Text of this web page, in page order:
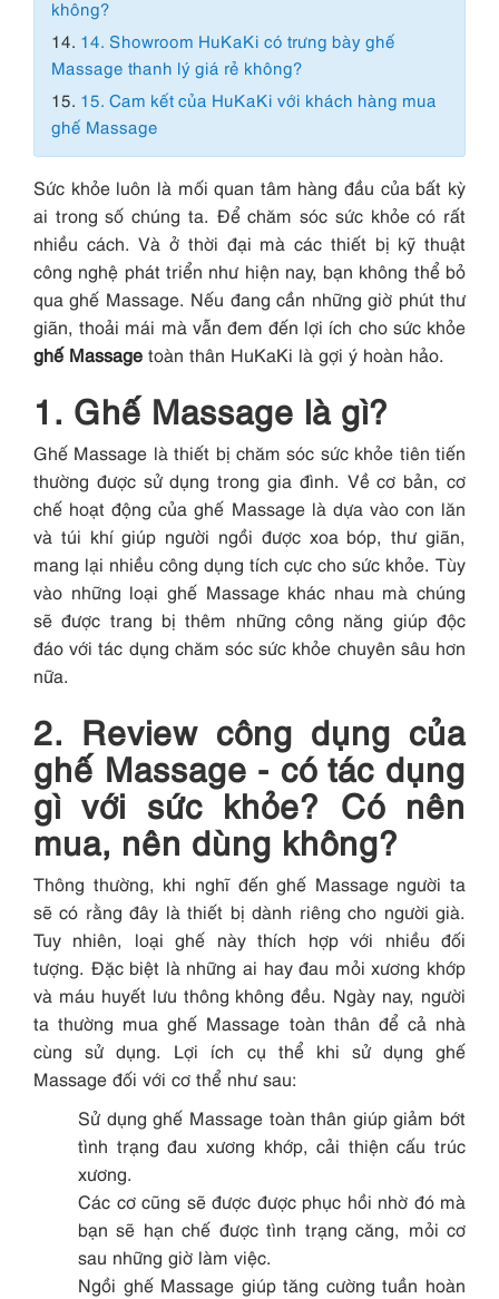
không?
14. 14. Showroom HuKaKi có trưng bày ghế
Massage thanh lý giá rẻ không?
15. 15. Cam kết của HuKaKi với khách hàng mua
ghế Massage
Sức khỏe luôn là mối quan tâm hàng đầu của bất kỳ
ai trong số chúng ta. Để chăm sóc sức khỏe có rất
nhiều cách. Và ở thời đại mà các thiết bị kỹ thuật
công nghệ phát triển như hiện nay, bạn không thể bỏ
qua ghế Massage. Nếu đang cần những giờ phút thư
giãn, thoải mái mà vẫn đem đến lợi ích cho sức khỏe
ghế Massage toàn thân HuKaKi là gợi ý hoàn hảo.
1. Ghế Massage là gì?
Ghế Massage là thiết bị chăm sóc sức khỏe tiên tiến
thường được sử dụng trong gia đình. Về cơ bản, cơ
chế hoạt động của ghế Massage là dựa vào con lăn
và túi khí giúp người ngồi được xoa bóp, thư giãn,
mang lại nhiều công dụng tích cực cho sức khỏe. Tùy
vào những loại ghế Massage khác nhau mà chúng
sẽ được trang bị thêm những công năng giúp độc
đáo với tác dụng chăm sóc sức khỏe chuyên sâu hơn
nữa.
2. Review công dụng của
ghế Massage - có tác dụng
gì với sức khỏe? Có nên
mua, nên dùng không?
Thông thường, khi nghĩ đến ghế Massage người ta
sẽ có rằng đây là thiết bị dành riêng cho người già.
Tuy nhiên, loại ghế này thích hợp với nhiều đối
tượng. Đặc biệt là những ai hay đau mỏi xương khớp
và máu huyết lưu thông không đều. Ngày nay, người
ta thường mua ghế Massage toàn thân để cả nhà
cùng sử dụng. Lợi ích cụ thể khi sử dụng ghế
Massage đối với cơ thể như sau:
Sử dụng ghế Massage toàn thân giúp giảm bớt
tình trạng đau xương khớp, cải thiện cấu trúc
xương.
Các cơ cũng sẽ được được phục hồi nhờ đó mà
bạn sẽ hạn chế được tình trạng căng, mỏi cơ
sau những giờ làm việc.
Ngồi ghế Massage giúp tăng cường tuần hoàn